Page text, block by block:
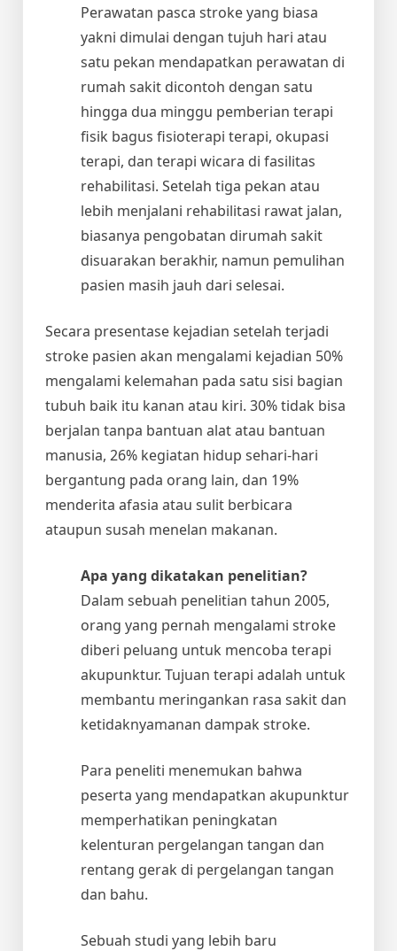
Perawatan pasca stroke yang biasa
yakni dimulai dengan tujuh hari atau
satu pekan mendapatkan perawatan di
rumah sakit dicontoh dengan satu
hingga dua minggu pemberian terapi
fisik bagus fisioterapi terapi, okupasi
terapi, dan terapi wicara di fasilitas
rehabilitasi. Setelah tiga pekan atau
lebih menjalani rehabilitasi rawat jalan,
biasanya pengobatan dirumah sakit
disuarakan berakhir, namun pemulihan
pasien masih jauh dari selesai.
Secara presentase kejadian setelah terjadi
stroke pasien akan mengalami kejadian 50%
mengalami kelemahan pada satu sisi bagian
tubuh baik itu kanan atau kiri. 30% tidak bisa
berjalan tanpa bantuan alat atau bantuan
manusia, 26% kegiatan hidup sehari-hari
bergantung pada orang lain, dan 19%
menderita afasia atau sulit berbicara
ataupun susah menelan makanan.
Apa yang dikatakan penelitian?
Dalam sebuah penelitian tahun 2005,
orang yang pernah mengalami stroke
diberi peluang untuk mencoba terapi
akupunktur. Tujuan terapi adalah untuk
membantu meringankan rasa sakit dan
ketidaknyamanan dampak stroke.
Para peneliti menemukan bahwa
peserta yang mendapatkan akupunktur
memperhatikan peningkatan
kelenturan pergelangan tangan dan
rentang gerak di pergelangan tangan
dan bahu.
Sebuah studi yang lebih baru